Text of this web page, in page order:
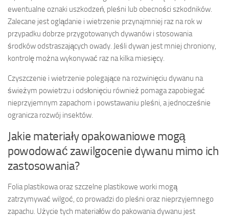
ewentualne oznaki uszkodzeń, pleśni lub obecności szkodników.
Zalecane jest oglądanie i wietrzenie przynajmniej raz na rok w
przypadku dobrze przygotowanych dywanów i stosowania
środków odstraszających owady. Jeśli dywan jest mniej chroniony,
kontrolę można wykonywać raz na kilka miesięcy.
Czyszczenie i wietrzenie polegające na rozwinięciu dywanu na
świeżym powietrzu i odsłonięciu również pomaga zapobiegać
nieprzyjemnym zapachom i powstawaniu pleśni, a jednocześnie
ogranicza rozwój insektów.
Jakie materiały opakowaniowe mogą
powodować zawilgocenie dywanu mimo ich
zastosowania?
Folia plastikowa oraz szczelne plastikowe worki mogą
zatrzymywać wilgoć, co prowadzi do pleśni oraz nieprzyjemnego
zapachu. Użycie tych materiałów do pakowania dywanu jest